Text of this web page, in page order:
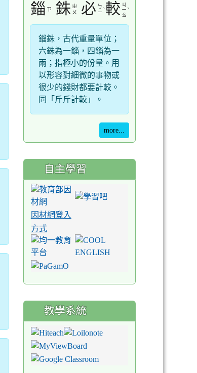
錙 ㄗ 銖 ㄓ
ㄨ
必 ㄅ
ㄧ ˋ較 ㄐ
ㄧ
ㄠ
ˋ
錙銖，古代重量單位；
六銖為一錙，四錙為一
兩；指極小的份量。用
以形容對細微的事物或
很少的錢財都要計較。
同「斤斤計較」。
more...
自主學習
因材網登入
方式
教學系統